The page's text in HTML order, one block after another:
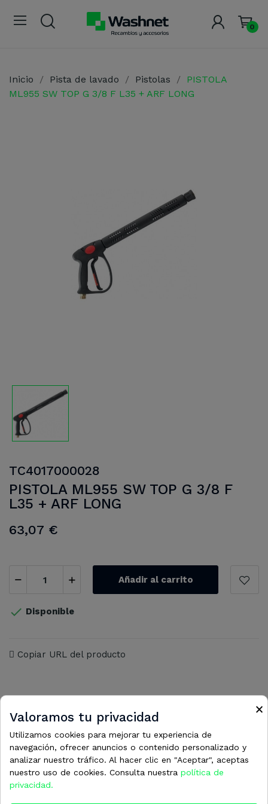
0
Inicio Pista de lavado Pistolas
PISTOLA
ML955 SW TOP G 3/8 F L35 + ARF LONG
TC4017000028
PISTOLA ML955 SW TOP G 3/8 F
L35 + ARF LONG
63,07 €
Añadir al carrito
 Disponible
Copiar URL del producto
16 otros productos en la misma
categoría:
×
Valoramos tu privacidad
Utilizamos cookies para mejorar tu experiencia de
navegación, ofrecer anuncios o contenido personalizado y
analizar nuestro tráfico. Al hacer clic en "Aceptar", aceptas
nuestro uso de cookies. Consulta nuestra política de
privacidad.